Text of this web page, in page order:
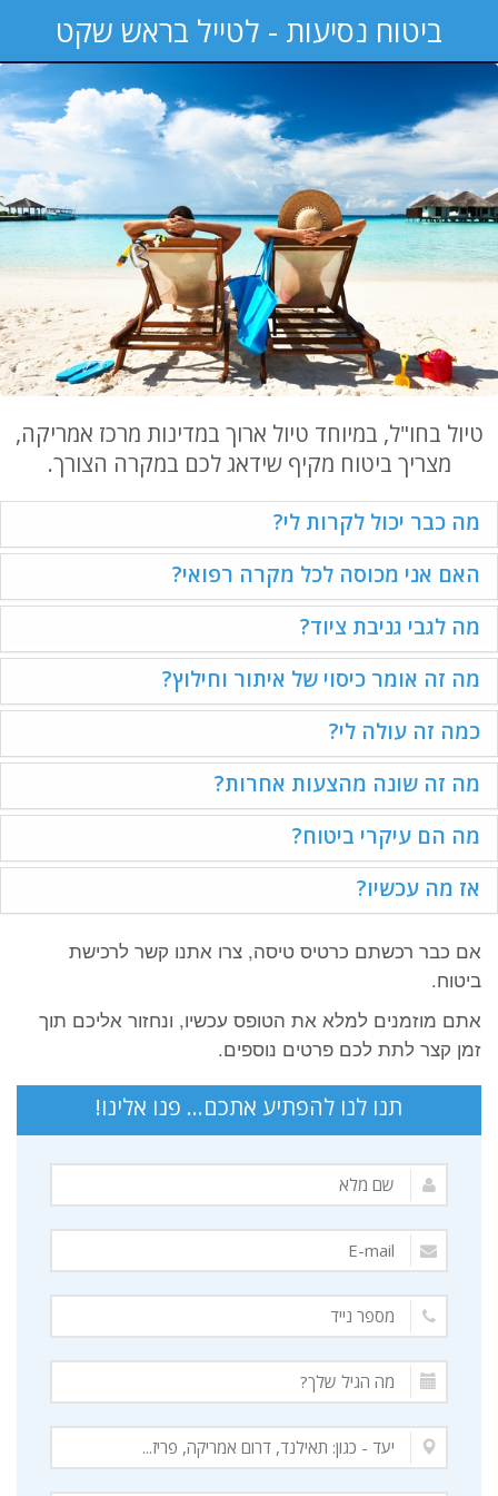
ביטוח נסיעות - לטייל בראש שקט
טיול בחו"ל, במיוחד טיול ארוך במדינות מרכז אמריקה,
מצריך ביטוח מקיף שידאג לכם במקרה הצורך.
מה כבר יכול לקרות לי?
האם אני מכוסה לכל מקרה רפואי?
מה לגבי גניבת ציוד?
מה זה אומר כיסוי של איתור וחילוץ?
כמה זה עולה לי?
מה זה שונה מהצעות אחרות?
מה הם עיקרי ביטוח?
אז מה עכשיו?
אם כבר רכשתם כרטיס טיסה, צרו אתנו קשר לרכישת
ביטוח.
אתם מוזמנים למלא את הטופס עכשיו, ונחזור אליכם תוך
זמן קצר לתת לכם פרטים נוספים.
תנו לנו להפתיע אתכם... פנו אלינו!